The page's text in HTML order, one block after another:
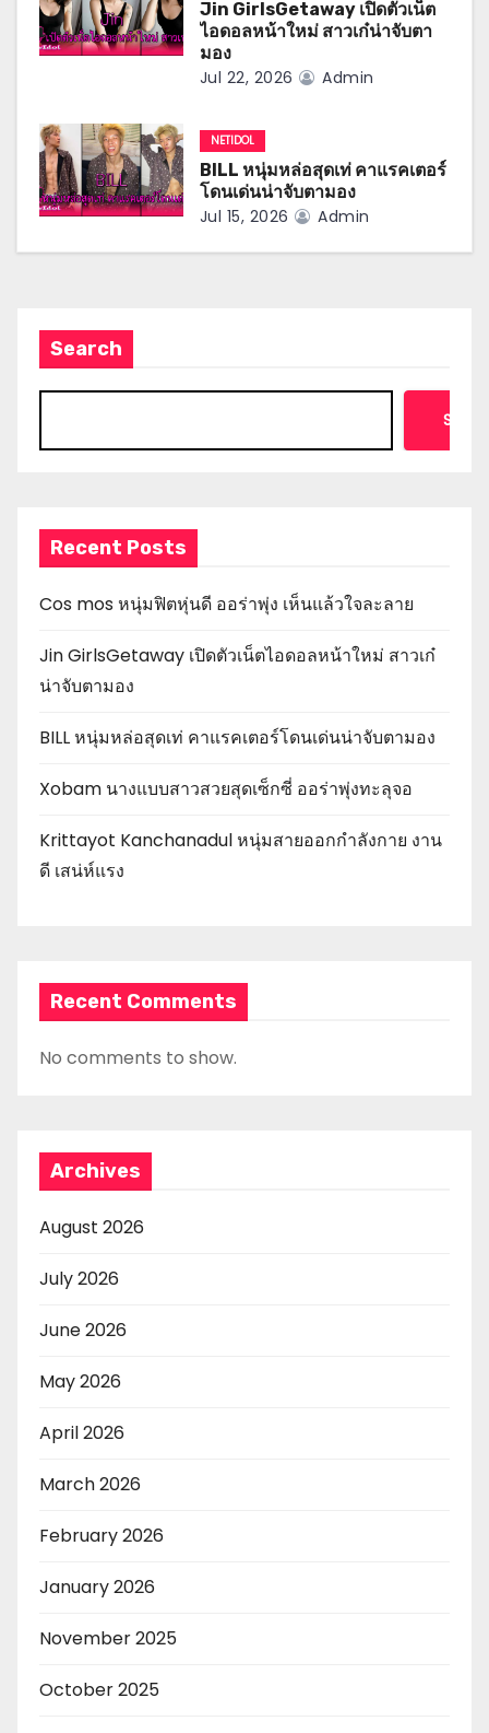
n
Jin GirlsGetaway เปิดตัวเน็ต
ไอดอลหน้าใหม่ สาวเก๋น่าจับตา
มอง
Jul 22, 2026 Admin
NETIDOL
BILL หนุ่มหล่อสุดเท่ คาแรคเตอร์
โดนเด่นน่าจับตามอง
Jul 15, 2026 Admin
Search
Recent Posts
Cos mos หนุ่มฟิตหุ่นดี ออร่าพุ่ง เห็นแล้วใจละลาย
Jin GirlsGetaway เปิดตัวเน็ตไอดอลหน้าใหม่ สาวเก๋
น่าจับตามอง
BILL หนุ่มหล่อสุดเท่ คาแรคเตอร์โดนเด่นน่าจับตามอง
Xobam นางแบบสาวสวยสุดเซ็กซี่ ออร่าพุ่งทะลุจอ
Krittayot Kanchanadul หนุ่มสายออกกำลังกาย งาน
ดี เสน่ห์แรง
Recent Comments
No comments to show.
Archives
August 2026
July 2026
June 2026
May 2026
April 2026
March 2026
February 2026
January 2026
November 2025
October 2025